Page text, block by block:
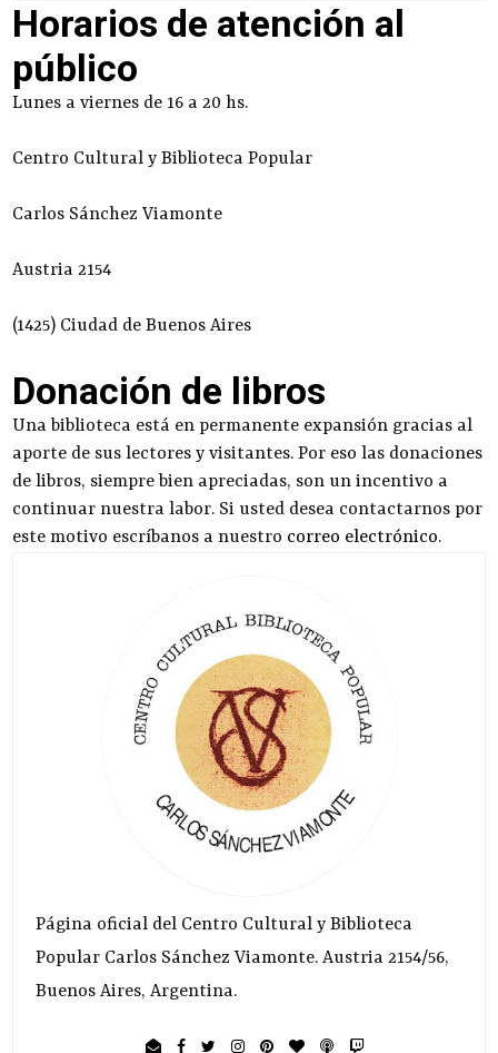
Horarios de atención al
público
Lunes a viernes de 16 a 20 hs.
Centro Cultural y Biblioteca Popular
Carlos Sánchez Viamonte
Austria 2154
(1425) Ciudad de Buenos Aires
Donación de libros
Una biblioteca está en permanente expansión gracias al
aporte de sus lectores y visitantes. Por eso las donaciones
de libros, siempre bien apreciadas, son un incentivo a
continuar nuestra labor. Si usted desea contactarnos por
este motivo escríbanos a nuestro correo electrónico.
Página oficial del Centro Cultural y Biblioteca
Popular Carlos Sánchez Viamonte. Austria 2154/56,
Buenos Aires, Argentina.